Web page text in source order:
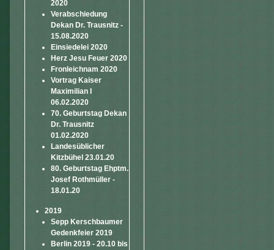
2020
Verabschiedung
Dekan Dr. Trausnitz -
15.08.2020
Einsiedelei 2020
Herz Jesu Feuer 2020
Fronleichnam 2020
Vortrag Kaiser
Maximilian I
06.02.2020
70. Geburtstag Dekan
Dr. Trausnitz
01.02.2020
Landesüblicher
Kitzbühel 23.01.20
80. Geburtstag Ehptm.
Josef Rothmüller -
18.01.20
2019
Sepp Kerschbaumer
Gedenkfeier 2019
Berlin 2019 - 20.10 bis